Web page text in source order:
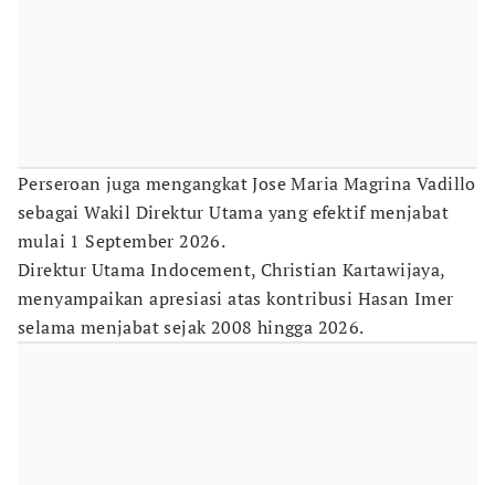
Perseroan juga mengangkat Jose Maria Magrina Vadillo
sebagai Wakil Direktur Utama yang efektif menjabat
mulai 1 September 2026.
Direktur Utama Indocement, Christian Kartawijaya,
menyampaikan apresiasi atas kontribusi Hasan Imer
selama menjabat sejak 2008 hingga 2026.